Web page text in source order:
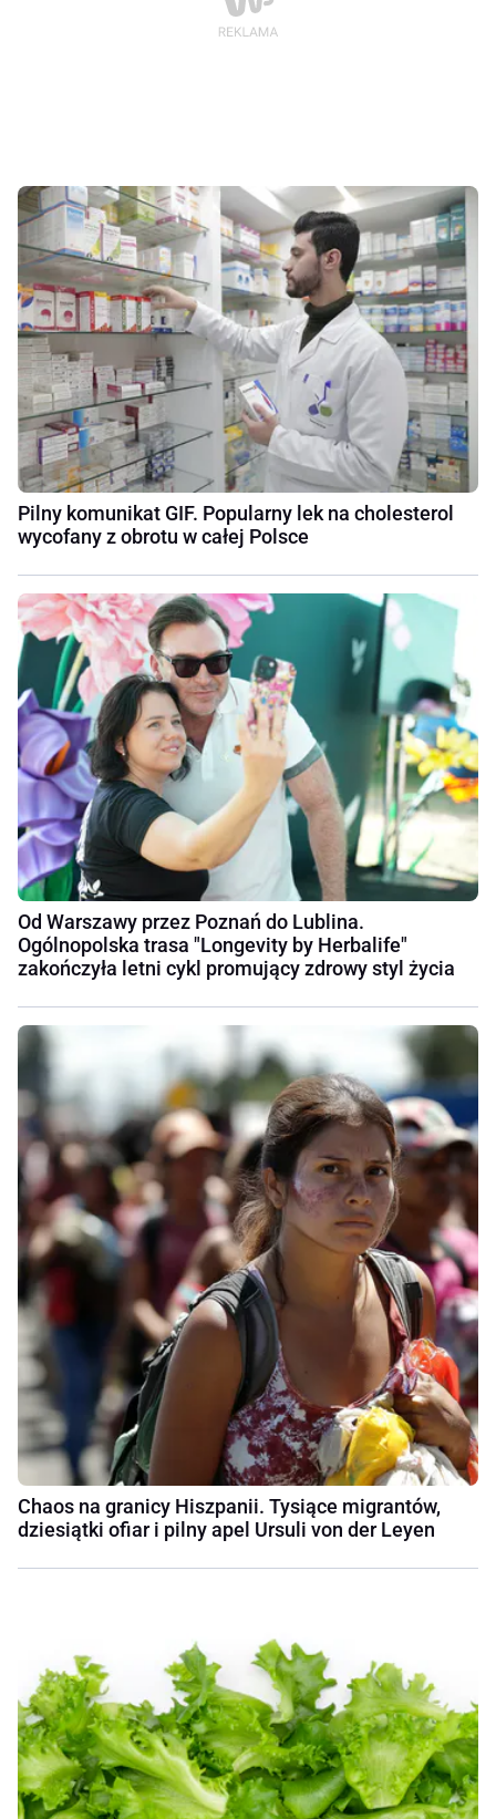
Pilny komunikat GIF. Popularny lek na cholesterol
wycofany z obrotu w całej Polsce
Od Warszawy przez Poznań do Lublina.
Ogólnopolska trasa "Longevity by Herbalife"
zakończyła letni cykl promujący zdrowy styl życia
Chaos na granicy Hiszpanii. Tysiące migrantów,
dziesiątki ofiar i pilny apel Ursuli von der Leyen